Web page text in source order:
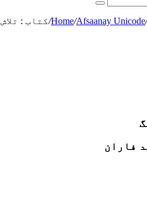
Search
Home/Afsaanay Unicode/
/کتاب : تلاش
فاران